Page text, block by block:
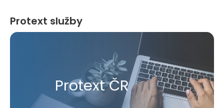
Protext služby
Protext ČR